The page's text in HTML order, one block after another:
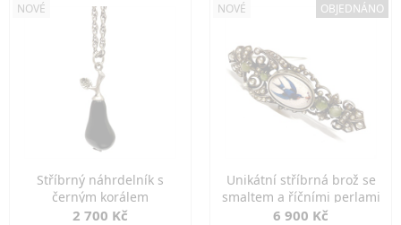
NOVÉ
Stříbrný náhrdelník s
černým korálem
2 700 Kč
NOVÉ OBJEDNÁNO
Unikátní stříbrná brož se
smaltem a říčními perlami
6 900 Kč